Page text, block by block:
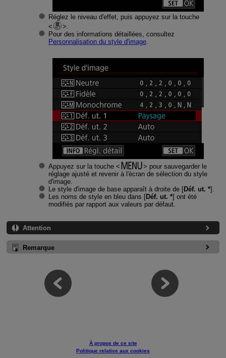
Réglez le niveau d'effet, puis appuyez sur la touche
Pour des informations détaillées, consultez
Personnalisation du style d'image.
Appuyez sur la touche
pour sauvegarder le
réglage ajusté et revenir à l'écran de sélection du style
d'image.
Le style d'image de base apparaît à droite de [Déf. ut. *].
Les noms de style en bleu dans [Déf. ut. *] ont été
modifiés par rapport aux valeurs par défaut.
Attention
Remarque
À propos de ce site
Politique relative aux cookies